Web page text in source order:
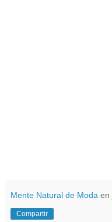
Mente Natural de Moda en
Compartir